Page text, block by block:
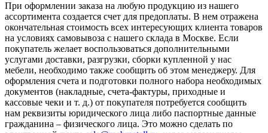
При оформлении заказа на любую продукцию из нашего
ассортимента создается счет для предоплаты. В нем отражена
окончательная стоимость всех интересующих клиента товаров
на условиях самовывоза с нашего склада в Москве. Если
покупатель желает воспользоваться дополнительными
услугами доставки, разгрузки, сборки купленной у нас
мебели, необходимо также сообщить об этом менеджеру. Для
оформления счета и подготовки полного набора необходимых
документов (накладные, счета-фактуры, приходные и
кассовые чеки и т. д.) от покупателя потребуется сообщить
нам реквизиты юридического лица либо паспортные данные
гражданина – физического лица. Это можно сделать по